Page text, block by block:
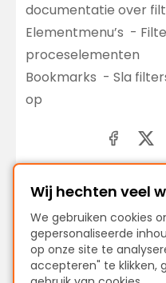
documentatie over
Elementmenu’s -
proceselementen
Bookmarks - Sla
op
Vorige
Procesanimatie
Wij hechten veel
We gebruiken cookies
gepersonaliseerde
op onze site te
accepteren" te klikken,